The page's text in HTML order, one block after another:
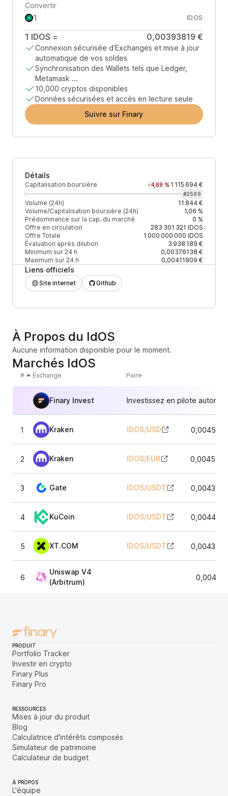
Convertir
IDOS
1 IDOS = 0,00393819 €
Connexion sécurisée d’Exchanges et mise à jour
automatique de vos soldes
Synchronisation des Wallets tels que Ledger,
Metamask ...
10,000 cryptos disponibles
Données sécurisées et accès en lecture seule
Suivre sur Finary
Détails
Capitalisation boursière -4,69 % 1 115 694 €
#2599
Volume (24h)
11 844 €
Volume/Capitalisation boursière (24h)
1,06 %
Prédominance sur la cap. du marché
0 %
Offre en circulation
283 301 321 IDOS
Offre Totale
1 000 000 000 IDOS
Évaluation après dilution
3 938 189 €
Minimum sur 24 h
0,00376138 €
Maximum sur 24 h
0,00411909 €
Liens officiels
Site internet Github
À Propos du IdOS
Aucune information disponible pour le moment.
Marchés IdOS
# Exchange Paire
Finary Invest Investissez en pilote
1 Kraken IDOS/USD
2 Kraken IDOS/EUR
3 Gate IDOS/USDT
4 KuCoin IDOS/USDT
5 XT.COM IDOS/USDT
6
Uniswap V4
(Arbitrum)
PRODUIT
Portfolio Tracker
Investir en crypto
Finary Plus
Finary Pro
RESSOURCES
Mises à jour du produit
Blog
Calculatrice d'intérêts composés
Simulateur de patrimoine
Calculateur de budget
À PROPOS
L'équipe